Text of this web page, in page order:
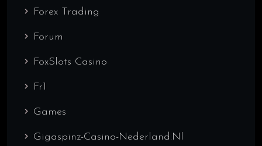
Forex Trading
Forum
FoxSlots Casino
Fr1
Games
Gigaspinz-Casino-Nederland.nl